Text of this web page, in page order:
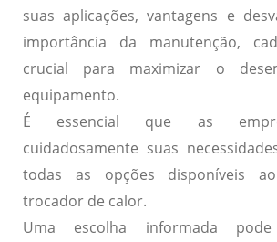
suas aplicações, vantagens e
importância da manutenção,
crucial para maximizar o
equipamento.
É essencial que as
cuidadosamente suas
todas as opções disponíveis
trocador de calor.
Uma escolha informada